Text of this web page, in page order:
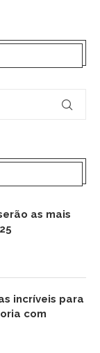
as mais
incríveis para
com